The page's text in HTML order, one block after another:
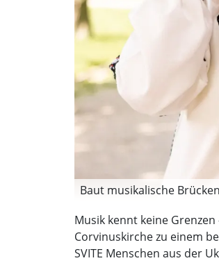
Baut musikalische
Musik kennt keine
Corvinuskirche zu einem
SVITE Menschen aus der